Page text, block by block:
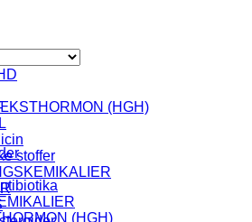
(HGH)
stoffer
(HGH)